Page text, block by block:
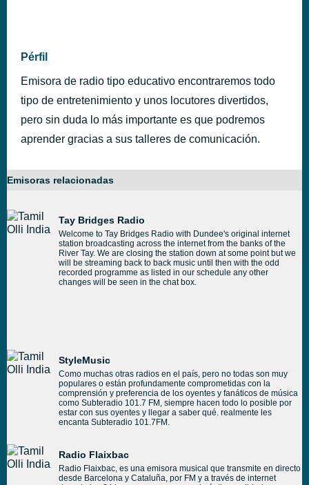
Pérfil
Emisora de radio tipo educativo encontraremos todo
tipo de entretenimiento y unos locutores divertidos,
pero sin duda lo más importante es que podremos
aprender gracias a sus talleres de comunicación.
Emisoras relacionadas
Tay Bridges Radio
Welcome to Tay Bridges Radio with Dundee's original internet
station broadcasting across the internet from the banks of the
River Tay. We are closing the station down at some point but we
will be streaming back to back music until then with the odd
recorded programme as listed in our schedule any other
changes will be seen in the chat box.
StyleMusic
Como muchas otras radios en el país, pero no todas son muy
populares o están profundamente comprometidas con la
comprensión y preferencia de los oyentes y fanáticos de música
como Subteradio 101.7 FM, siempre hacen todo lo posible por
estar con sus oyentes y llegar a saber qué. realmente les
encanta Subteradio 101.7FM.
Radio Flaixbac
Radio Flaixbac, es una emisora musical que transmite en directo
desde Barcelona y Cataluña, por FM y a través de internet